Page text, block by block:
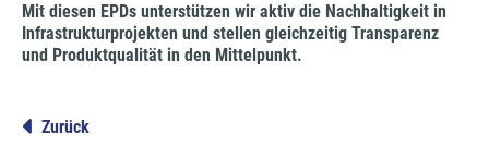
Mit diesen EPDs unterstützen wir aktiv die Nachhaltigkeit in
Infrastrukturprojekten und stellen gleichzeitig Transparenz
und Produktqualität in den Mittelpunkt.
Zurück